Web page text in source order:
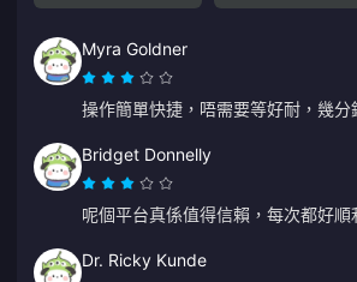
Myra Goldner
操作簡單快捷，唔需要等好耐，幾分
Bridget Donnelly
呢個平台真係值得信賴，每次都好順
Dr. Ricky Kunde